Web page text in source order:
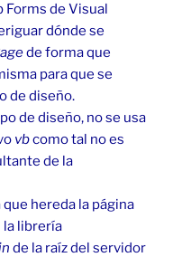
Forms de Visual
dónde se
de forma que
para que se
de diseño.
de diseño, no se usa
vbcomo tal no es
de la
hereda la página
la librería
de la raíz del servidor